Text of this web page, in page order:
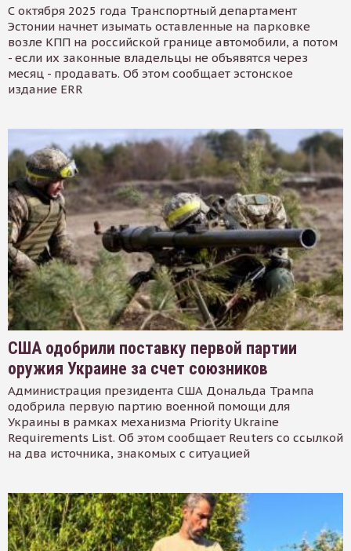
С октября 2025 года Транспортный департамент
Эстонии начнет изымать оставленные на парковке
возле КПП на российской границе автомобили, а потом
- если их законные владельцы не объявятся через
месяц - продавать. Об этом сообщает эстонское
издание ERR
США одобрили поставку первой партии
оружия Украине за счет союзников
Администрация президента США Дональда Трампа
одобрила первую партию военной помощи для
Украины в рамках механизма Priority Ukraine
Requirements List. Об этом сообщает Reuters со ссылкой
на два источника, знакомых с ситуацией